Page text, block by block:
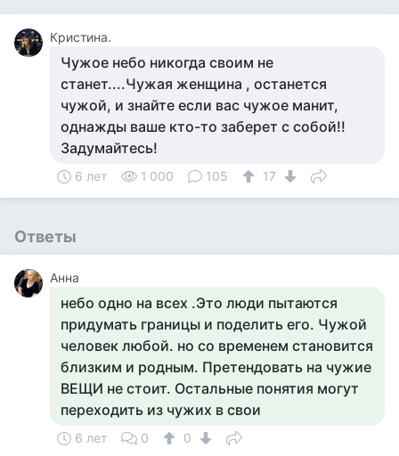
Кристина.
Чужое небо никогда своим не
станет....Чужая женщина , останется
чужой, и знайте если вас чужое манит,
однажды ваше кто-то заберет с собой!!
Задумайтесь!
6 лет 1 000 105 17
Ответы
Анна
небо одно на всех .Это люди пытаются
придумать границы и поделить его. Чужой
человек любой. но со временем становится
близким и родным. Претендовать на чужие
ВЕЩИ не стоит. Остальные понятия могут
переходить из чужих в свои
6 лет 0 0